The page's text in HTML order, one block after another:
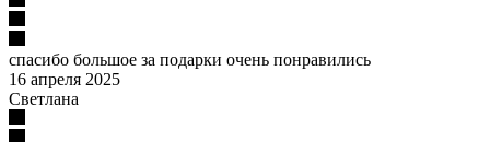
спасибо большое за подарки очень понравились
16 апреля 2025
Светлана